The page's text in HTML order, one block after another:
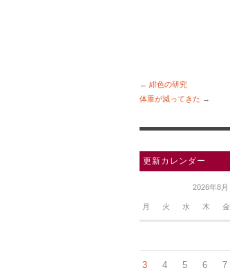
← 緋色の研究
体重が減ってきた →
更新カレンダー
2026年8月
月 火 水 木 金
3 4 5 6 7